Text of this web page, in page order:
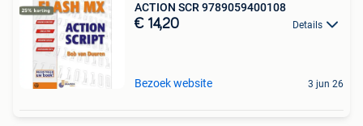
ACTION SCR 9789059400108
€ 14,20 Details
Bezoek website 3 jun 26